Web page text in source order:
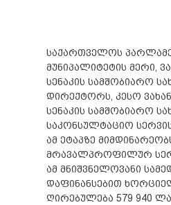
საქართველოს
მუნიპალიტეტის მერი,
სენაკის სამშობიარო
დირექტორს, კესო
სენაკის სამშობიარო
საკონსულტაციო
ამ ეტაპზე
მრავალპროფილურ
ამ მნიშვნელოვანი
დაფინანსებით
ღირებულება 579 940